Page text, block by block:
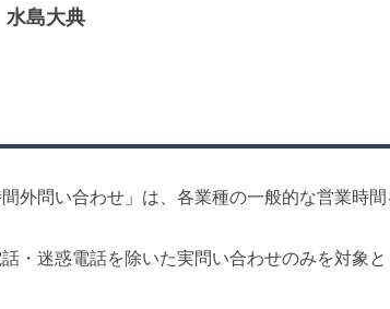
島大典
外問い合わせ」は、各業種の一般的な営業時
・迷惑電話を除いた実問い合わせのみを対象と